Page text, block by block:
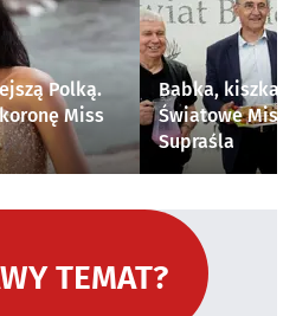
Polką.
Miss
Babka, kiszka i
Światowe
Supraśla
TEMAT?